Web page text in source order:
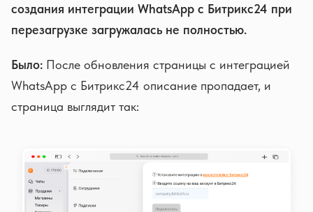
создания интеграции WhatsApp с Битрикс24 при
перезагрузке загружалась не полностью.
Было: После обновления страницы с интеграцией
WhatsApp с Битрикс24 описание пропадает, и
страница выглядит так: